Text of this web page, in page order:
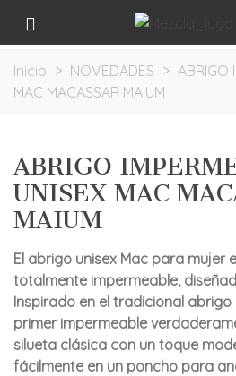
Inicio > NOVEDADES > ABRIGO
MAC MACASSAR MAIUM
ABRIGO
UNISEX MAC
MAIUM
El abrigo unisex Mac para mujer
totalmente impermeable,
Inspirado en el tradicional abrigo
primer impermeable
silueta clásica con un toque
fácilmente en un poncho para